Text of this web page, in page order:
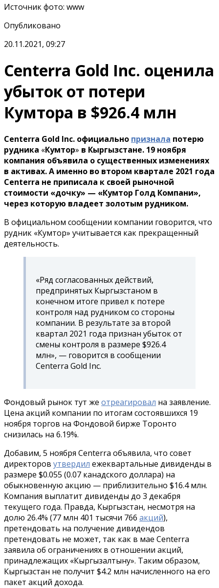
Источник фото: www
Опубликовано
20.11.2021, 09:27
Centerra Gold Inc. оценила
убыток от потери
Кумтора в $926.4 млн
Centerra Gold Inc. официально признала потерю
рудника «Кумтор» в Кыргызстане. 19 ноября
компания объявила о существенных изменениях
в активах. А именно во втором квартале 2021 года
Centerra не приписала к своей рыночной
стоимости «дочку» — «Кумтор Голд Компани»,
через которую владеет золотым рудником.
В официальном сообщении компании говорится, что
рудник «Кумтор» учитывается как прекращенный
деятельность.
«Ряд согласованных действий,
предпринятых Кыргызстаном в
конечном итоге привел к потере
контроля над рудником со стороны
компании. В результате за второй
квартал 2021 года признан убыток от
смены контроля в размере $926.4
млн», — говорится в сообщении
Centerra Gold Inc.
Фондовый рынок тут же отреагировал на заявление.
Цена акций компании по итогам состоявшихся 19
ноября торгов на Фондовой бирже Торонто
снизилась на 6.19%.
Добавим, 5 ноября Centerra объявила, что совет
директоров утвердил ежеквартальные дивиденды в
размере $0.055 (0.07 канадского доллара) на
обыкновенную акцию — приблизительно $16.4 млн.
Компания выплатит дивиденды до 3 декабря
текущего года. Правда, Кыргызстан, несмотря на
долю 26.4% (77 млн 401 тысячи 766 акций),
претендовать на получение дивидендов
претендовать не может, так как в мае Centerra
заявила об ограничениях в отношении акций,
принадлежащих «Кыргызалтыну». Таким образом,
Кыргызстан не получит $4.2 млн начисленного на его
пакет акций дохода.